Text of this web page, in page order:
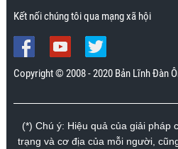
Kết nối chúng tôi qua mạng xã hội
Copyright © 2008 - 2020 Bản Lĩnh Đàn
(*) Chú ý: Hiệu quả của giải pháp
trạng và cơ địa của mỗi người,